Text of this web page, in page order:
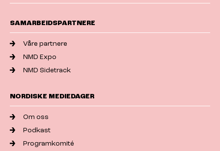
SAMARBEIDSPARTNERE
Våre partnere
NMD Expo
NMD Sidetrack
NORDISKE MEDIEDAGER
Om oss
Podkast
Programkomité